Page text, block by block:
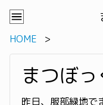
HOME
まつぼっ
昨日、服部緑地で